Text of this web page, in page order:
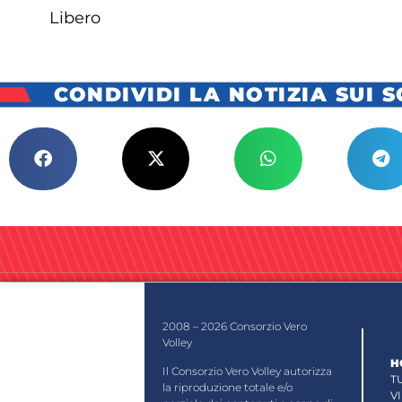
Libero
CONDIVIDI LA NOTIZIA SUI
2008 – 2026 Consorzio Vero
Volley
Il Consorzio Vero Volley autorizza
la riproduzione totale e/o